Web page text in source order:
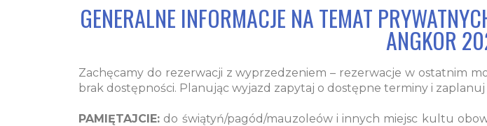
GENERALNE INFORMACJE NA TEMAT
ANGKOR
Zachęcamy do rezerwacji z wyprzedzeniem – rezerwacje w ostatnim
brak dostępności. Planując wyjazd zapytaj o dostępne terminy i
PAMIĘTAJCIE: do świątyń/pagód/mauzoleów i innych miejsc kultu